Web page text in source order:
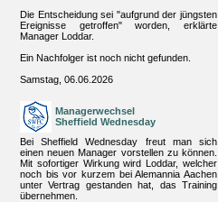
Die Entscheidung sei "aufgrund der jüngsten
Ereignisse getroffen" worden, erklärte
Manager Loddar.
Ein Nachfolger ist noch nicht gefunden.
Samstag, 06.06.2026
Managerwechsel
Sheffield Wednesday
Bei Sheffield Wednesday freut man sich
einen neuen Manager vorstellen zu können.
Mit sofortiger Wirkung wird Loddar, welcher
noch bis vor kurzem bei Alemannia Aachen
unter Vertrag gestanden hat, das Training
übernehmen.